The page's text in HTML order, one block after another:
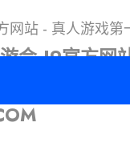
案例中心